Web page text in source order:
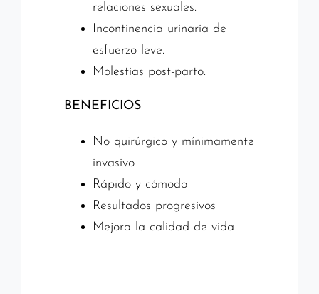
relaciones sexuales.
Incontinencia urinaria de
esfuerzo leve.
Molestias post-parto.
BENEFICIOS
No quirúrgico y mínimamente
invasivo
Rápido y cómodo
Resultados progresivos
Mejora la calidad de vida